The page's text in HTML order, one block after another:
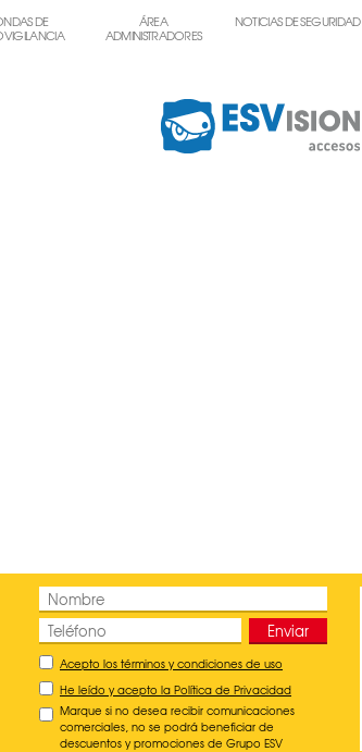
DE ÁREA
ADMINISTRADORES
NOTICIAS DE SEGURIDAD
Acepto los términos y condiciones de uso
He leído y acepto la Política de Privacidad
Marque si no desea recibir comunicaciones
comerciales, no se podrá beneficiar de
descuentos y promociones de Grupo ESV